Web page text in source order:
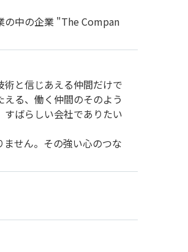
の中の企業 "The Compan
と信じあえる仲間だけで
る、働く仲間のそのよう
ばらしい会社でありたい
せん。その強い心のつな